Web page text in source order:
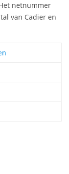
netnummer
van Cadier en